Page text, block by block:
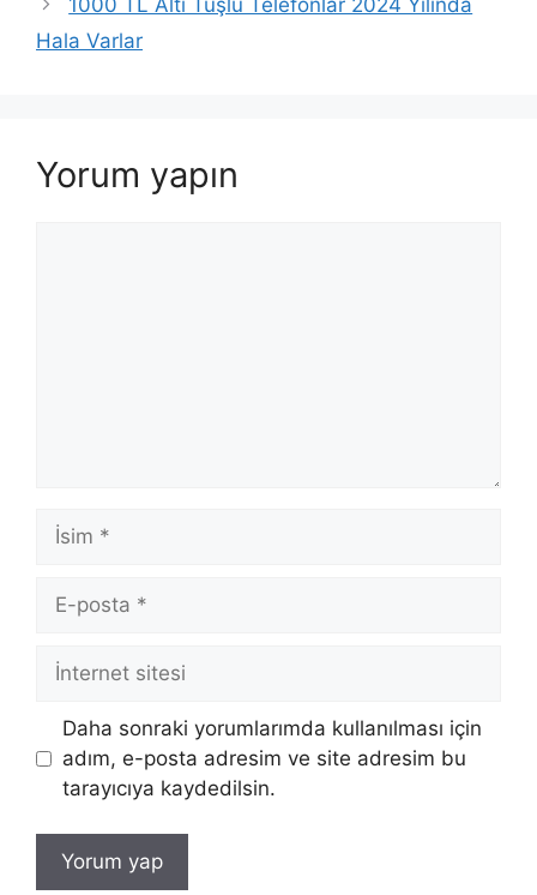
Hala Varlar
Yorum yapın
İsim
posta
İnternet
sitesi
Daha sonraki yorumlarımda kullanılması için
adım, e-posta adresim ve site adresim bu
tarayıcıya kaydedilsin.